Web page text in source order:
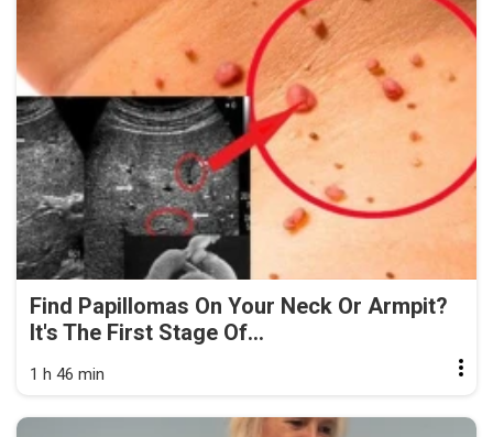
Find Papillomas On Your Neck Or Armpit?
It's The First Stage Of...
1 h 46 min